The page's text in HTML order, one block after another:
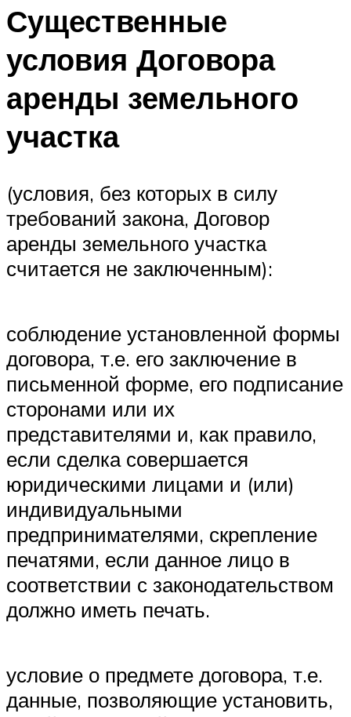
Существенные
условия Договора
аренды земельного
участка
(условия, без которых в силу
требований закона, Договор
аренды земельного участка
считается не заключенным):
соблюдение установленной формы
договора, т.е. его заключение в
письменной форме, его подписание
сторонами или их
представителями и, как правило,
если сделка совершается
юридическими лицами и (или)
индивидуальными
предпринимателями, скрепление
печатями, если данное лицо в
соответствии с законодательством
должно иметь печать.
условие о предмете договора, т.е.
данные, позволяющие установить,